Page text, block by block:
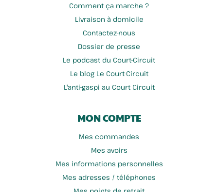
Comment ça marche ?
Livraison à domicile
Contactez-nous
Dossier de presse
Le podcast du Court-Circuit
Le blog Le Court-Circuit
L'anti-gaspi au Court Circuit
MON COMPTE
Mes commandes
Mes avoirs
Mes informations personnelles
Mes adresses / téléphones